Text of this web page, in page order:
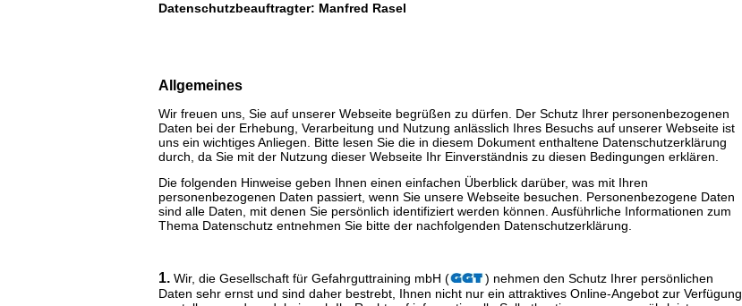
Datenschutzbeauftragter: Manfred Rasel
Allgemeines
Wir freuen uns, Sie auf unserer Webseite begrüßen zu dürfen. Der Schutz Ihrer personenbezogenen
Daten bei der Erhebung, Verarbeitung und Nutzung anlässlich Ihres Besuchs auf unserer Webseite ist
uns ein wichtiges Anliegen. Bitte lesen Sie die in diesem Dokument enthaltene Datenschutzerklärung
durch, da Sie mit der Nutzung dieser Webseite Ihr Einverständnis zu diesen Bedingungen erklären.
Die folgenden Hinweise geben Ihnen einen einfachen Überblick darüber, was mit Ihren
personenbezogenen Daten passiert, wenn Sie unsere Webseite besuchen. Personenbezogene Daten
sind alle Daten, mit denen Sie persönlich identifiziert werden können. Ausführliche Informationen zum
Thema Datenschutz entnehmen Sie bitte der nachfolgenden Datenschutzerklärung.
1. Wir, die Gesellschaft für Gefahrguttraining mbH (
) nehmen den Schutz Ihrer persönlichen
Daten sehr ernst und sind daher bestrebt, Ihnen nicht nur ein attraktives Online-Angebot zur Verfügung